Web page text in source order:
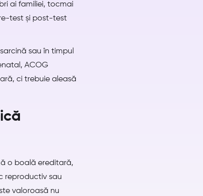
ai familiei, tocmai
test și post-test
sau în timpul
ACOG
ci trebuie aleasă
o boală ereditară,
reproductiv sau
valoroasă nu